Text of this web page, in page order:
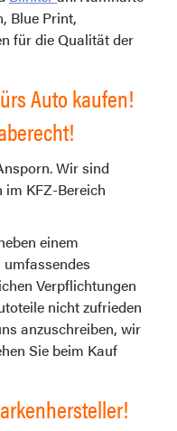
Blue Print,
für die Qualität der
Auto kaufen!
Wir sind
KFZ-Bereich
einem
Verpflichtungen
nicht zufrieden
anzuschreiben, wir
Sie beim Kauf